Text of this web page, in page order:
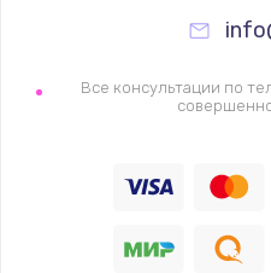
Не
Восстановление
Все консультации по